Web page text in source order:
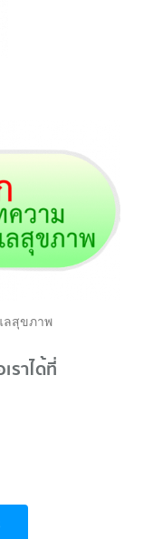
ลสุขภาพ
ราได้ที่